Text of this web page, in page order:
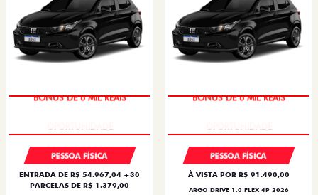
BÔNUS DE 6 MIL REAIS
PESSOA FÍSICA
ENTRADA DE R$ 54.967,04 +30
PARCELAS DE R$ 1.379,00
BÔNUS DE 6 MIL REAIS
PESSOA FÍSICA
À VISTA POR R$ 91.490,00
ARGO DRIVE 1.0 FLEX 4P 2026